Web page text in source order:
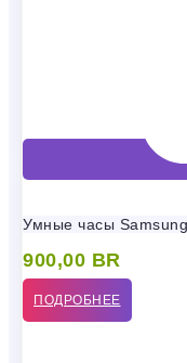
Умные часы
900,00 BR
ПОДРОБНЕЕ